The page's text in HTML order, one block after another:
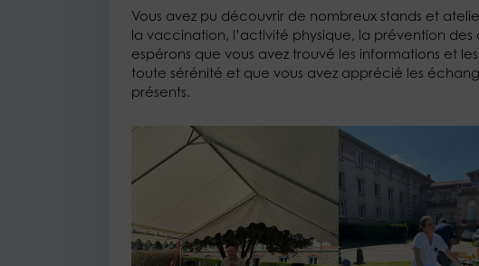
Vous avez pu découvrir de nombreux stands et
la vaccination, l’activité physique, la prévention
espérons que vous avez trouvé les informations et
toute sérénité et que vous avez apprécié les
présents.